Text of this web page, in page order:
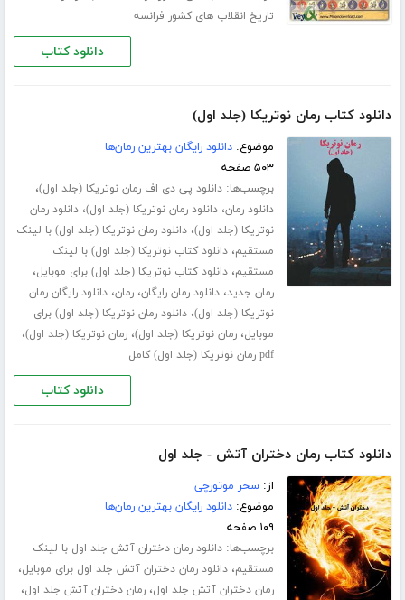
تاریخ انقلاب های کشور فرانسه
دانلود کتاب
دانلود کتاب رمان نوتریکا (جلد اول)
موضوع:دانلود رایگان بهترین رمان‌ها
۵۰۳ صفحه
برچسب‌ها:دانلود پی دی اف رمان نوتریکا (جلد اول)،
دانلود رمان،دانلود رمان نوتریکا (جلد اول)،دانلود رمان
نوتریکا (جلد اول)،دانلود رمان نوتریکا (جلد اول) با لینک
مستقیم،دانلود کتاب نوتریکا (جلد اول) با لینک
مستقیم،دانلود کتاب نوتریکا (جلد اول) برای موبایل،
رمان جدید،دانلود رمان رایگان،رمان،دانلود رایگان رمان
نوتریکا (جلد اول)،دانلود رمان نوتریکا (جلد اول) برای
موبایل،رمان نوتریکا (جلد اول)،رمان نوتریکا (جلد اول)،
pdf رمان نوتریکا (جلد اول) کامل
دانلود کتاب
دانلود کتاب رمان دختران آتش - جلد اول
از:سحر موتورچی
موضوع:دانلود رایگان بهترین رمان‌ها
۱۰۹ صفحه
برچسب‌ها:دانلود رمان دختران آتش جلد اول با لینک
مستقیم،دانلود رمان دختران آتش جلد اول برای موبایل،
رمان دختران آتش جلد اول،رمان دختران آتش جلد اول،